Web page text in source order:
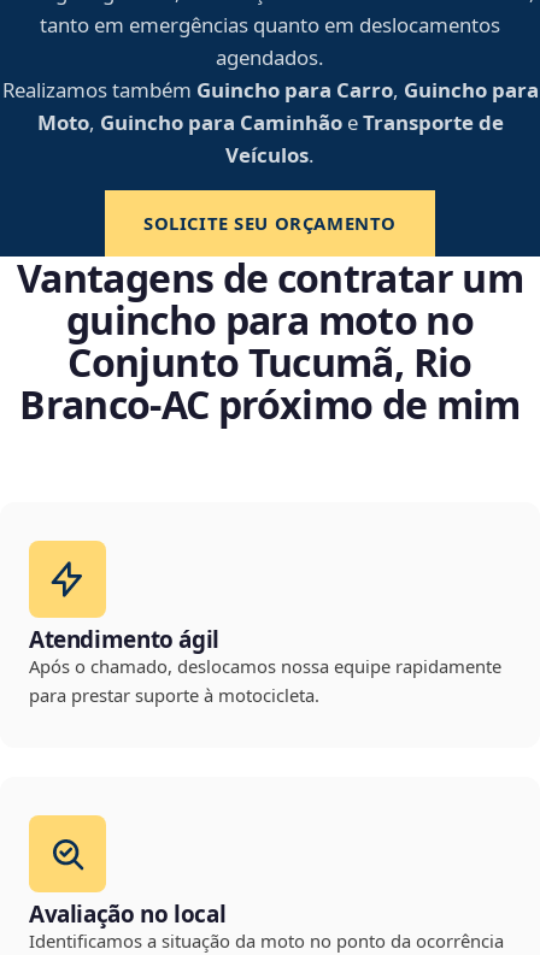
tanto em emergências quanto em deslocamentos
agendados.
Realizamos também Guincho para Carro, Guincho para
Moto, Guincho para CaminhãoeTransporte de
Veículos.
SOLICITE SEU ORÇAMENTO
Vantagens de contratar um
guincho para moto no
Conjunto Tucumã, Rio
Branco‑AC próximo de mim
Atendimento ágil
Após o chamado, deslocamos nossa equipe rapidamente
para prestar suporte à motocicleta.
Avaliação no local
Identificamos a situação da moto no ponto da ocorrência